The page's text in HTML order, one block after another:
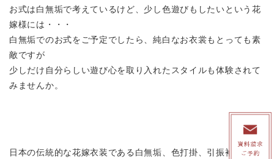
お式は白無垢で考えているけど、少し色遊びもしたいという花
嫁様には・・・
白無垢でのお式をご予定でしたら、純白なお衣裳もとっても素
敵ですが
少しだけ自分らしい遊び心を取り入れたスタイルも体験されて
みませんか。
日本の伝統的な花嫁衣装である白無垢、色打掛、引振袖、紋付